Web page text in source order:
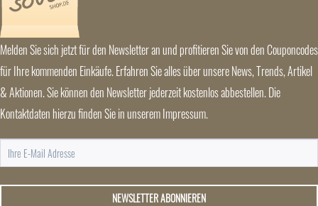
Melden Sie sich jetzt für den Newsletter an und profitieren Sie von den Couponcodes
für Ihre kommenden Einkäufe. Erfahren Sie alles über unsere News, Trends, Artikel
& Aktionen. Sie können den Newsletter jederzeit kostenlos abbestellen. Die
Kontaktdaten hierzu finden Sie in unserem Impressum.
NEWSLETTER ABONNIEREN